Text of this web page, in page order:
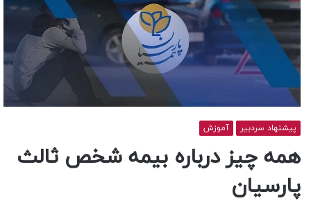
پیشنهاد سردبیر آموزش
همه چیز درباره بیمه شخص ثالث
پارسیان